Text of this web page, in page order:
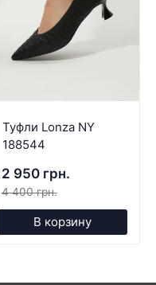
Туфли Lonza NY
188544
2 950 грн.
4 400 грн.
В корзину